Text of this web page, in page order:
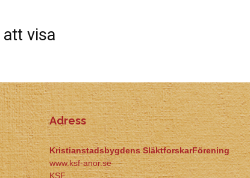
visa
Adress
Kristianstadsbygdens SläktforskarFörening
www.ksf-anor.se
KSF